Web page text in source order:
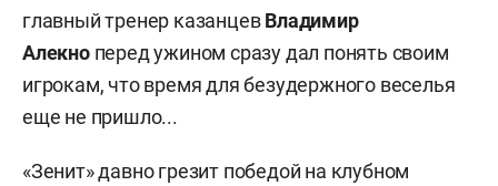
главный тренер казанцевВладимир
Алекно перед ужином сразу дал понять своим
игрокам, что время для безудержного веселья
еще не пришло...
«Зенит» давно грезит победой на клубном